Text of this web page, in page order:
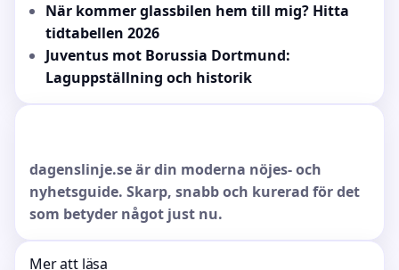
När kommer glassbilen hem till mig? Hitta
tidtabellen 2026
Juventus mot Borussia Dortmund:
Laguppställning och historik
dagenslinje.se är din moderna nöjes- och
nyhetsguide. Skarp, snabb och kurerad för det
som betyder något just nu.
Mer att läsa